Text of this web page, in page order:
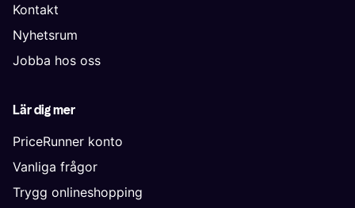
Kontakt
Nyhetsrum
Jobba hos oss
Lär dig mer
PriceRunner konto
Vanliga frågor
Trygg onlineshopping